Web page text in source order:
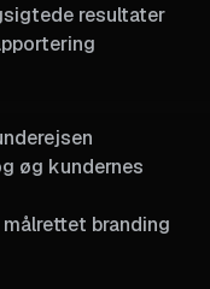
resultater
øg kundernes
branding